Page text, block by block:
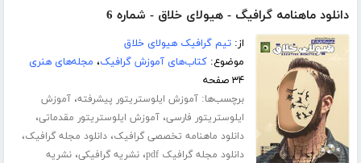
دانلود ماهنامه گرافیگ - هیولای خلاق - شماره 6
از:تیم گرافیک هیولای خلاق
موضوع:کتاب‌های آموزش گرافیک، مجله‌های هنری
۳۴ صفحه
برچسب‌ها:آموزش ایلوستریتور پیشرفته،آموزش
ایلوستریتور فارسی،آموزش ایلوستریتور مقدماتی،
دانلود ماهنامه تخصصی گرافیک،دانلود مجله گرافیک،
دانلود مجله گرافیک pdf ،نشریه گرافیکی،نشریه